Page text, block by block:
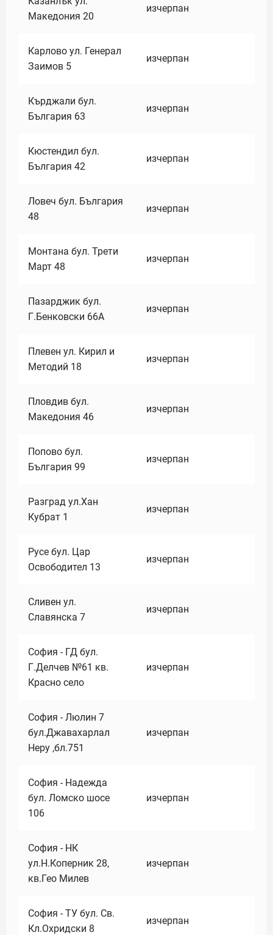
Македония 20
изчерпан
Карлово ул. Генерал
Заимов 5
изчерпан
Кърджали бул.
България 63
изчерпан
Кюстендил бул.
България 42
изчерпан
Ловеч бул. България
48
изчерпан
Монтана бул. Трети
Март 48
изчерпан
Пазарджик бул.
Г.Бенковски 66А
изчерпан
Плевен ул. Кирил и
Методий 18
изчерпан
Пловдив бул.
Македония 46
изчерпан
Попово бул.
България 99
изчерпан
Разград ул.Хан
Кубрат 1
изчерпан
Русе бул. Цар
Освободител 13
изчерпан
Сливен ул.
Славянска 7
изчерпан
София - ГД бул.
Г.Делчев №61 кв.
Красно село
изчерпан
София - Люлин 7
бул.Джавахарлал
Неру ,бл.751
изчерпан
София - Надежда
бул. Ломско шосе
106
изчерпан
София - НК
ул.Н.Коперник 28,
кв.Гео Милев
изчерпан
София - ТУ бул. Св.
Кл.Охридски 8
изчерпан